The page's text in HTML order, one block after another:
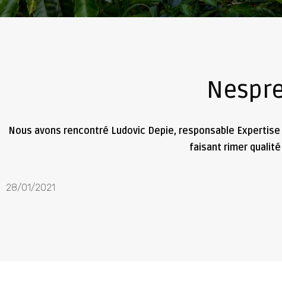
Nous avons rencontré Ludovic Depie, responsable
faisant rimer
28/01/2021